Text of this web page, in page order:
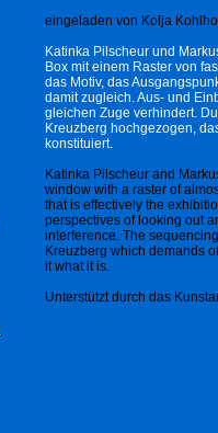
eingeladen von Kolja
Katinka Pilscheur und
Box mit einem Raster von
das Motiv, das
damit zugleich. Aus- und
gleichen Zuge verhindert.
Kreuzberg hochgezogen,
konstituiert.
Katinka Pilscheur and
window with a raster of
that is effectively the
perspectives of looking out
interference. The
Kreuzberg which demands
it what it is.
Unterstützt durch das